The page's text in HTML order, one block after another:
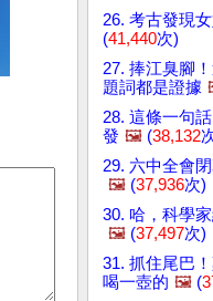
26. 考古發現
(41,440次)
27. 捧江臭腳
題詞都是證據
28. 這條一句
發 🖼️ (38,132
29. 六中全會
🖼️ (37,936次)
30. 哈，科學
🖼️ (37,497次)
31. 抓住尾巴
喝一壺的 🖼️ (